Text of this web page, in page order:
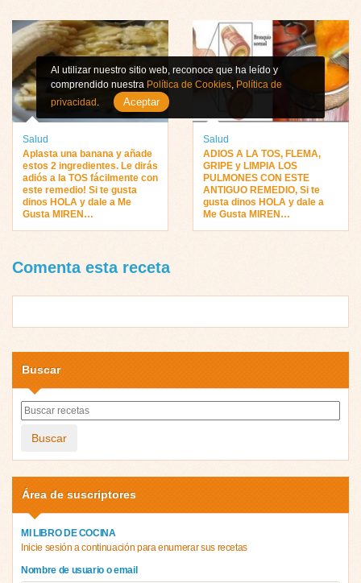
Salud
Aplasta una banana y añade
estos 2 ingredientes. Le dirás
adiós a la TOS fácilmente con
este remedio! Si te gusta
dinos HOLA y dale a Me
Gusta MIREN…
Salud
ADIOS A LA TOS, FLEMA,
GRIPE y LIMPIA LOS
PULMONES CON ESTE
ANTIGUO REMEDIO, Si te
gusta dinos HOLA y dale a
Me Gusta MIREN…
Comenta esta receta
Buscar
Buscar
Área de suscriptores
MI LIBRO DE COCINA
Inicie sesión a continuación para enumerar sus recetas
Nombre de usuario o email
Al utilizar nuestro sitio web, reconoce que ha leído y
comprendido nuestra Política de Cookies, Política de
privacidad. Aceptar